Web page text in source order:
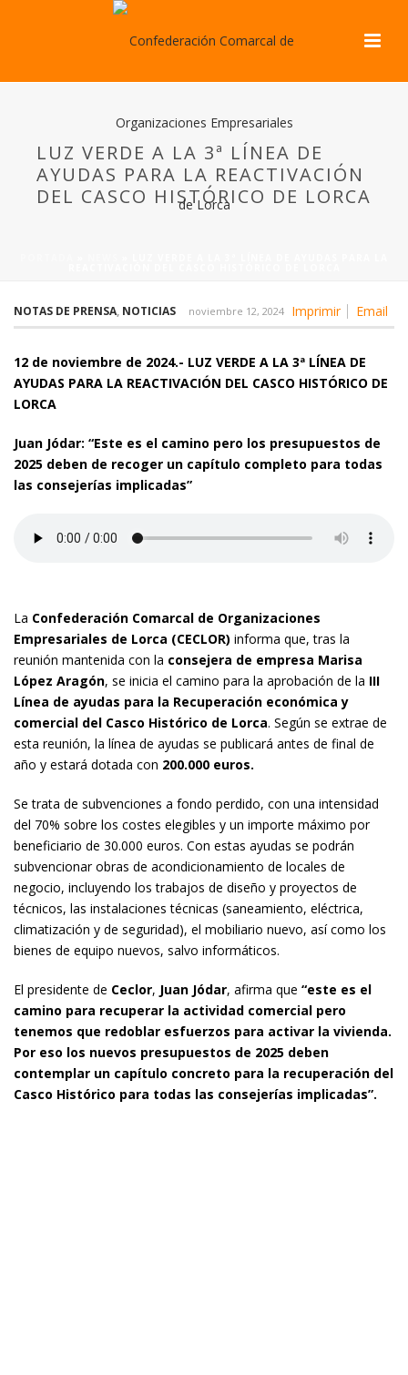
LUZ VERDE A LA 3ª LÍNEA DE
AYUDAS PARA LA REACTIVACIÓN
DEL CASCO HISTÓRICO DE LORCA
Imprimir Email
NOTAS DE PRENSA, NOTICIAS noviembre 12, 2024
12 de noviembre de 2024.- LUZ VERDE A LA 3ª LÍNEA DE
AYUDAS PARA LA REACTIVACIÓN DEL CASCO HISTÓRICO DE
LORCA
Juan Jódar: “Este es el camino pero los presupuestos de
2025 deben de recoger un capítulo completo para todas
las consejerías implicadas”
La Confederación Comarcal de Organizaciones
Empresariales de Lorca (CECLOR) informa que, tras la
reunión mantenida con la consejera de empresa Marisa
López Aragón, se inicia el camino para la aprobación de la III
Línea de ayudas para la Recuperación económica y
comercial del Casco Histórico de Lorca. Según se extrae de
esta reunión, la línea de ayudas se publicará antes de final de
año y estará dotada con 200.000 euros.
Se trata de subvenciones a fondo perdido, con una intensidad
del 70% sobre los costes elegibles y un importe máximo por
beneficiario de 30.000 euros. Con estas ayudas se podrán
subvencionar obras de acondicionamiento de locales de
negocio, incluyendo los trabajos de diseño y proyectos de
técnicos, las instalaciones técnicas (saneamiento, eléctrica,
climatización y de seguridad), el mobiliario nuevo, así como los
bienes de equipo nuevos, salvo informáticos.
El presidente de Ceclor, Juan Jódar, afirma que “este es el
camino para recuperar la actividad comercial pero
tenemos que redoblar esfuerzos para activar la vivienda.
Por eso los nuevos presupuestos de 2025 deben
contemplar un capítulo concreto para la recuperación del
Casco Histórico para todas las consejerías implicadas”.